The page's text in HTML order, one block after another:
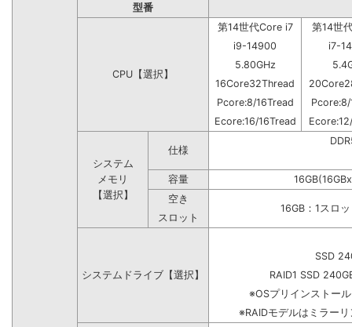
型番
CPU【選択】
第14世代Core i7
第14世
i9-14900
i7-
5.80GHz
16Core32Thread
Pcore:8/16Tread
Ecore:16/16Tread
システム
メモリ
【選択】
仕様
容量
空き
16GB：1スロ
スロット
システムドライブ【選択】
SSD
RAID1 SSD
※OSプリインストー
※RAIDモデルはミラー